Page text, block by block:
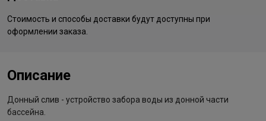
Стоимость и способы доставки будут доступны при
оформлении заказа.
Описание
Донный слив - устройство забора воды из донной части
бассейна.